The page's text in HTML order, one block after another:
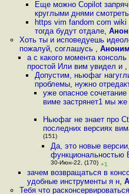
Еще можно Copilot
круглыми днями смотреть
https vim fandom com wiki
тогда будут отдале,
Хоть ты и исповедуешь
пожалуй, соглашусь , Аноним
а с какого момента
простой Или вим увидел и ,
Допустим, ньюфаг
проблемы, нужно
уже опасное
виме застрянет1 мы же
Ньюфаг не знает про
последних версиях
(151)
Да, это новые
функциональностью
30-Июн-22, (170) +1
зачем возвращаться в
удобные инструменты я н,
Тебя что